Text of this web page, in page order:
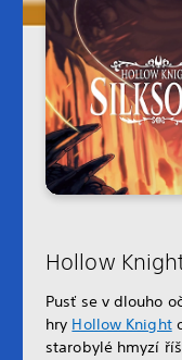
Hollow
Pusť se v dlouho
hry Hollow Knight
starobylé hmyzí